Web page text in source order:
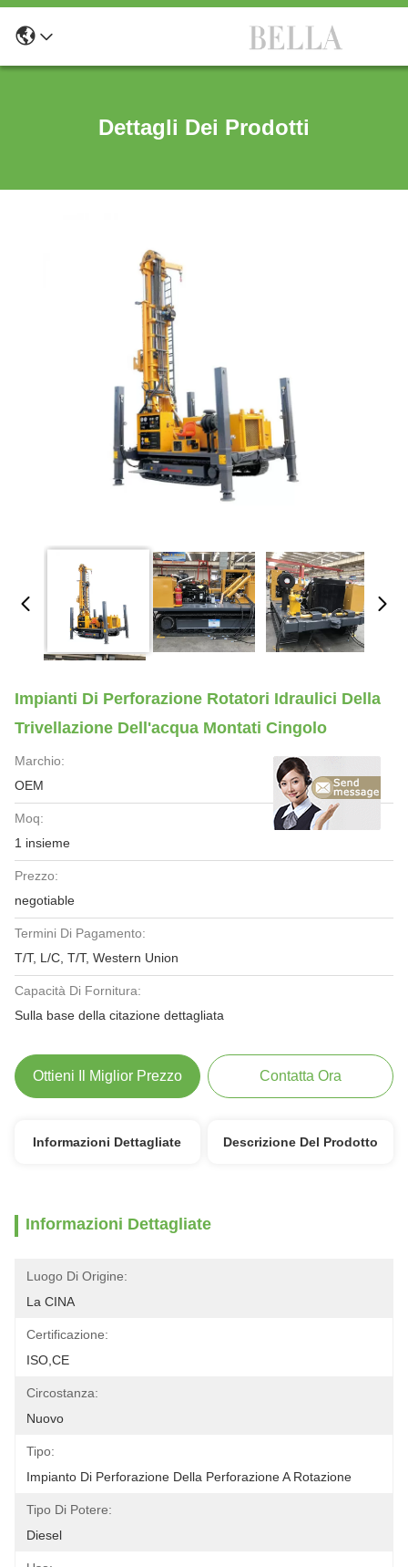
Dettagli Dei Prodotti
Impianti Di Perforazione Rotatori Idraulici Della
Trivellazione Dell'acqua Montati Cingolo
Marchio:
OEM
Moq:
1 insieme
Prezzo:
negotiable
Termini Di Pagamento:
T/T, L/C, T/T, Western Union
Capacità Di Fornitura:
Sulla base della citazione dettagliata
Ottieni Il Miglior Prezzo Contatta Ora
Informazioni Dettagliate Descrizione Del Prodotto
Informazioni Dettagliate
Luogo Di Origine:
La CINA
Certificazione:
ISO,CE
Circostanza:
Nuovo
Tipo:
Impianto Di Perforazione Della Perforazione A Rotazione
Tipo Di Potere:
Diesel